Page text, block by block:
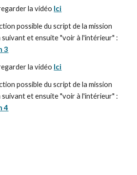
la vidéo Ici
possible du script de la mission
3
la vidéo Ici
possible du script de la mission
4